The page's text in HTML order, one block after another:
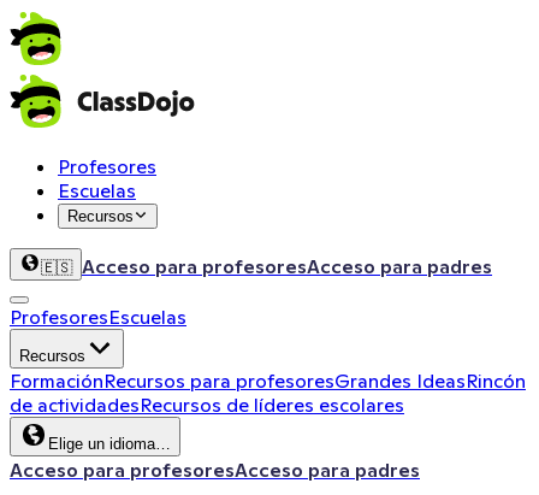
Profesores
Escuelas
Recursos
🇪🇸 Acceso para profesoresAcceso para padres
ProfesoresEscuelas
Recursos
FormaciónRecursos para profesoresGrandes IdeasRincón
de actividadesRecursos de líderes escolares
Elige un idioma…
Acceso para profesoresAcceso para padres